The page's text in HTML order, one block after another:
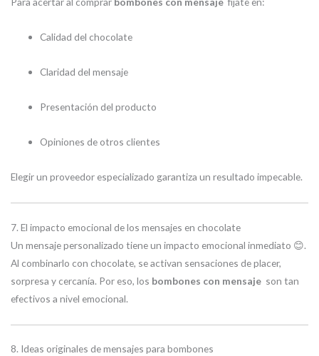
Calidad del chocolate
Claridad del mensaje
Presentación del producto
Opiniones de otros clientes
Elegir un proveedor especializado garantiza un resultado impecable.
7. El impacto emocional de los mensajes en chocolate
Un mensaje personalizado tiene un impacto emocional inmediato 😊.
Al combinarlo con chocolate, se activan sensaciones de placer,
sorpresa y cercanía. Por eso, los bombones con mensaje son tan
efectivos a nivel emocional.
8. Ideas originales de mensajes para bombones